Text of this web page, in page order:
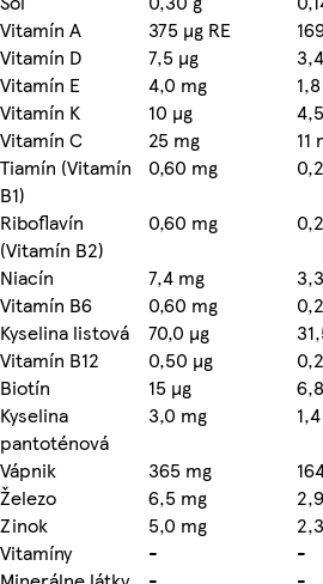
Vitamín A
375 µg RE
Vitamín D
7,5 µg
Vitamín E
4,0 mg
Vitamín K
10 µg
Vitamín C
25 mg 11
Tiamín (Vitamín
B1)
0,60 mg
Riboflavín
(Vitamín B2)
0,60 mg
Niacín
7,4 mg
Vitamín B6
0,60 mg
Kyselina listová
70,0 µg
Vitamín B12
0,50 µg
Biotín
15 µg
Kyselina
pantoténová
3,0 mg
Vápnik
365 mg
Železo
6,5 mg
Zinok
5,0 mg
Vitamíny
- -